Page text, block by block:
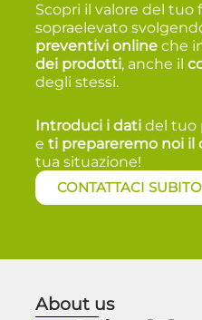
Scopri il valore del
sopraelevato
preventivi online che
dei prodotti, anche il
degli stessi.
Introduci i dati del tuo
eti prepareremo noi il
tua situazione!
CONTATTACI SUBITO
About us